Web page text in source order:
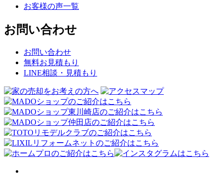
お客様の声一覧
お問い合わせ
お問い合わせ
無料お見積もり
LINE相談・見積もり